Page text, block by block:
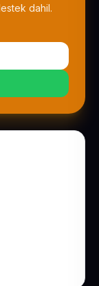
dahil.